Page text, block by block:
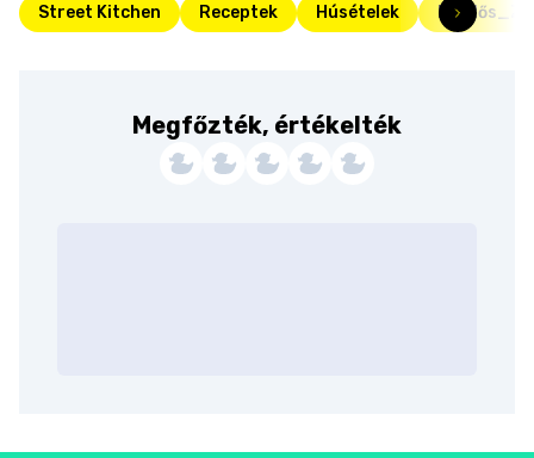
Street Kitchen Receptek Húsételek Fördős_Zé
Megfőzték, értékelték